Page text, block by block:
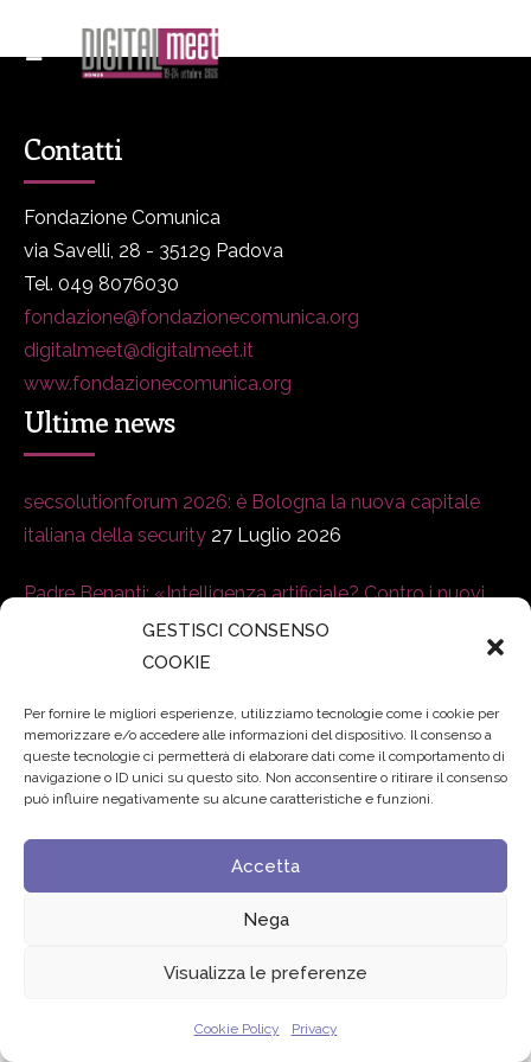
GESTISCI CONSENSO
COOKIE
Per fornire le migliori esperienze, utilizziamo tecnologie come i cookie per
memorizzare e/o accedere alle informazioni del dispositivo. Il consenso a
queste tecnologie ci permetterà di elaborare dati come il comportamento di
navigazione o ID unici su questo sito. Non acconsentire o ritirare il consenso
può influire negativamente su alcune caratteristiche e funzioni.
Accetta
Nega
Visualizza le preferenze
Cookie Policy Privacy
Contatti
Fondazione Comunica
via Savelli, 28 - 35129 Padova
Tel. 049 8076030
fondazione@fondazionecomunica.org
digitalmeet@digitalmeet.it
www.fondazionecomunica.org
Ultime news
secsolutionforum 2026: è Bologna la nuova capitale
italiana della security 27 Luglio 2026
Padre Benanti: «Intelligenza artificiale? Contro i nuovi
algoritmi del potere serve una governance condivisa»
21 Luglio 2026
Edvance – Digital Education Hub Higher Education 15
Giugno 2026
© 2024 Fondazione Comunica – All rights reserved